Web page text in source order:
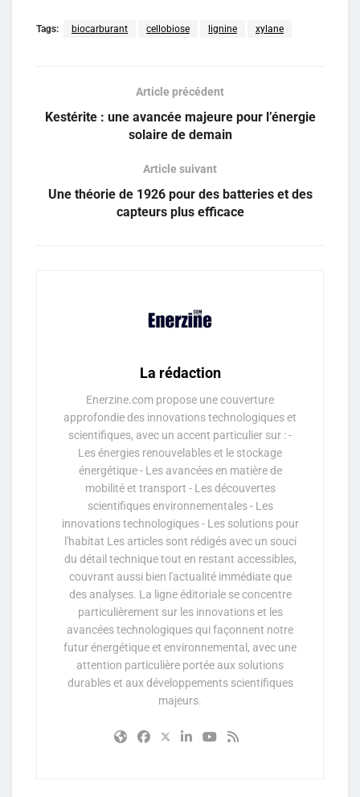
Tags: biocarburant cellobiose lignine xylane
Article précédent
Kestérite : une avancée majeure pour l’énergie
solaire de demain
Article suivant
Une théorie de 1926 pour des batteries et des
capteurs plus efficace
La rédaction
Enerzine.com propose une couverture
approfondie des innovations technologiques et
scientifiques, avec un accent particulier sur : -
Les énergies renouvelables et le stockage
énergétique - Les avancées en matière de
mobilité et transport - Les découvertes
scientifiques environnementales - Les
innovations technologiques - Les solutions pour
l'habitat Les articles sont rédigés avec un souci
du détail technique tout en restant accessibles,
couvrant aussi bien l'actualité immédiate que
des analyses. La ligne éditoriale se concentre
particulièrement sur les innovations et les
avancées technologiques qui façonnent notre
futur énergétique et environnemental, avec une
attention particulière portée aux solutions
durables et aux développements scientifiques
majeurs.